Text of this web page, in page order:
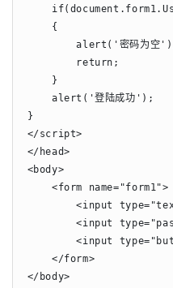
    {
alert('密码为空
        return;
    }
    alert('登陆成功');
}
</script>
</head>
<body>
    <form name="form1">
<input
<input
<input
    </form>
</body>